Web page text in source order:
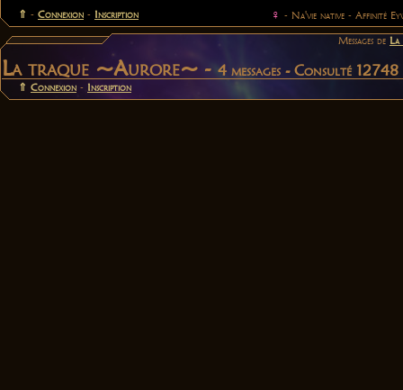
⇑ - Connexion - Inscription ♀ - Na'vie native - Affinité
Messages de
La traque ~Aurore~ -4 messages - Consulté
⇑ Connexion - Inscription